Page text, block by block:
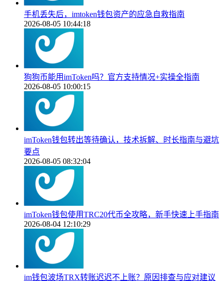
手机丢失后，imtoken钱包资产的应急自救指南
2026-08-05 10:44:18
狗狗币能用imToken吗？官方支持情况+实操全指南
2026-08-05 10:00:15
imToken钱包转出等待确认，技术拆解、时长指南与避坑
要点
2026-08-05 08:32:04
imToken钱包使用TRC20代币全攻略，新手快速上手指南
2026-08-04 12:10:29
im钱包波场TRX转账迟迟不上账？原因排查与应对建议